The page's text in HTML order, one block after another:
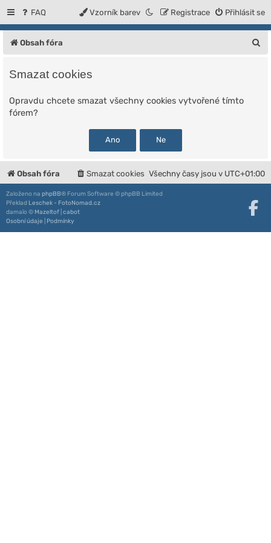
FAQ Přihlásit se
Registrace
Vzorník barev
Obsah fóra
Smazat cookies
Opravdu chcete smazat všechny cookies vytvořené tímto
fórem?
Obsah fóra Všechny časy jsou v UTC+01:00
Smazat cookies
Založeno na phpBB® Forum Software © phpBB Limited
Překlad Leschek - FotoNomad.cz
damaïo © Mazeltof cabot
Osobní údaje
Podmínky